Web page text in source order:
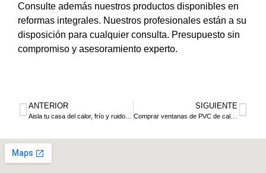
Consulte además nuestros productos disponibles en
reformas integrales. Nuestros profesionales están a su
disposición para cualquier consulta. Presupuesto sin
compromiso y asesoramiento experto.
ANTERIOR SIGUIENTE
Comprar ventanas de PVC de calidad